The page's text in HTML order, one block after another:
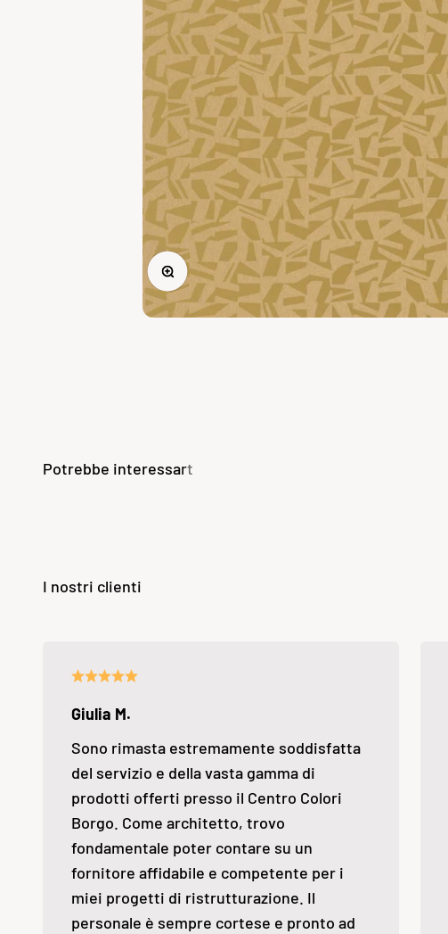
Ingrandisci immagine
Giulia M.
Sono rimasta estremamente soddisfatta
del servizio e della vasta gamma di
prodotti offerti presso il Centro Colori
Borgo. Come architetto, trovo
fondamentale poter contare su un
fornitore affidabile e competente per i
miei progetti di ristrutturazione. Il
personale è sempre cortese e pronto ad